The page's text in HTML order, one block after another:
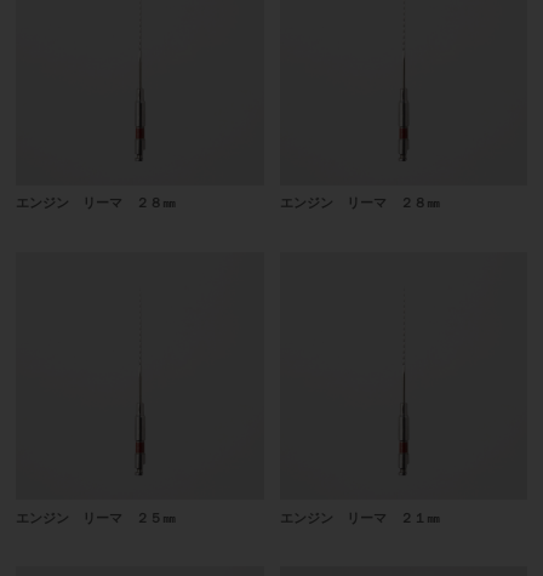
エンジン リーマ ２８㎜ エンジン リーマ ２８㎜
エンジン リーマ ２５㎜ エンジン リーマ ２１㎜